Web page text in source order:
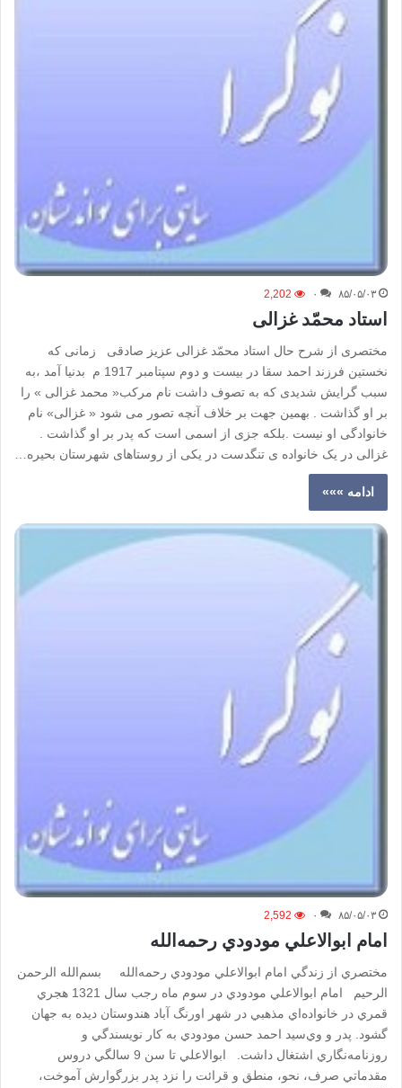
۸۵/۰۵/۰۳ ۰ 2,202
استاد محمّد غزالی
مختصری از شرح حال استاد محمّد غزالی عزیز صادقی زمانی که
نخستین فرزند احمد سقا در بیست و دوم سپتامبر 1917 م بدنیا آمد ،به
سبب گرایش شدیدی که به تصوف داشت نام مرکب« محمد غزالی » را
بر او گذاشت . بهمین جهت بر خلاف آنچه تصور می شود « غزالی» نام
خانوادگی او نیست .بلکه جزی از اسمی است که پدر بر او گذاشت .
غزالی در یک خانواده ی تنگدست در یکی از روستاهای شهرستان بحیره…
ادامه »»»
۸۵/۰۵/۰۳ ۰ 2,592
امام ابوالاعلي مودودي رحمه‌الله
مختصري از زندگي امام ابوالاعلي مودودي رحمه‌الله بسم‌الله الرحمن
الرحيم امام ابوالاعلي مودودي در سوم ماه رجب سال 1321 هجري
قمري در خانواده‌اي مذهبي در شهر اورنگ آباد هندوستان ديده به جهان
گشود. پدر و وي‌سيد احمد حسن مودودي به كار نويسندگي و
روزنامه‌نگاري اشتغال داشت. ابوالاعلي تا سن 9 سالگي دروس
مقدماتي صرف، نحو، منطق و قرائت را نزد پدر بزرگوارش آموخت،